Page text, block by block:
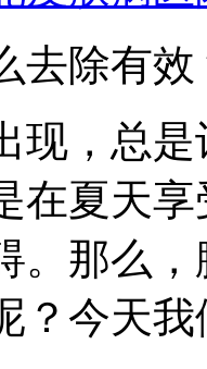
去除有
现，总
在夏天
。那么
？今天